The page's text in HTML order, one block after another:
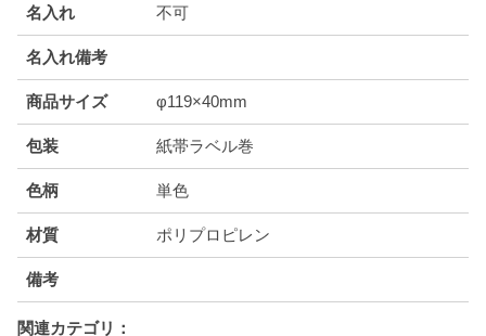
名入れ 不可
名入れ備考
商品サイズ φ119×40mm
包装 紙帯ラベル巻
色柄 単色
材質 ポリプロピレン
備考
関連カテゴリ：